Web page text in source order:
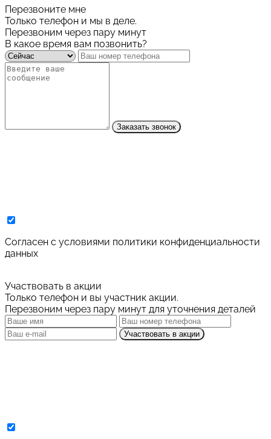
Перезвоните мне
Только телефон и мы в деле.
Перезвоним через пару минут
В какое время вам позвонить?
Заказать звонок
Cогласен с условиями политики конфиденциальности
данных
Участвовать в акции
Только телефон и вы участник акции.
Перезвоним через пару минут для уточнения деталей
Участвовать в акции